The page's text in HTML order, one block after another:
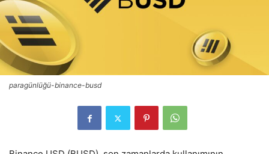
paragünlüğü-binance-busd